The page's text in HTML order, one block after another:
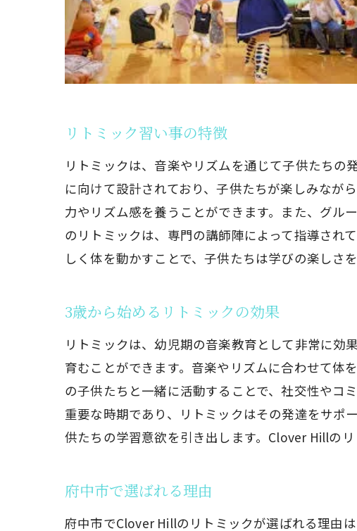
地
楽し
子
3歳か
早
リ
創造力
リ
リトミック習い事の特徴
リトミックは、音楽やリズムを通じて子供たち
に向けて設計されており、子供たちが楽しみなが
力やリズム感を養うことができます。また、グル
のリトミックは、専門の講師陣によって指導され
しく体を動かすことで、子供たちは学びの楽しさ
3歳から始めるリトミックの効果
リトミックは、幼児期の音楽教育として非常に
育むことができます。音楽やリズムに合わせて体
の子供たちと一緒に活動することで、社交性やコ
重要な時期であり、リトミックはその発達をサポ
供たちの学習意欲を引き出します。Clover Hillの
府中市で選ばれる理由
府中市でClover Hillのリトミックが選ばれる理由